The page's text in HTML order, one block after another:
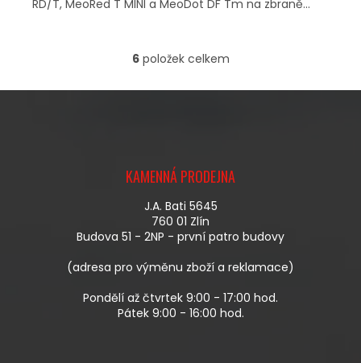
RD/T, MeoRed T MINI a MeoDot DF Tm na zbraně...
O
L
Í
P
R
V
K
V
P
I
6položek celkem
KAMENNÁ PRODEJNA
J.A. Bati 5645
760 01 Zlín
Budova 51 - 2NP - první patro budovy
(adresa pro výměnu zboží a reklamace)
Pondělí až čtvrtek 9:00 - 17:00 hod.
Pátek 9:00 - 16:00 hod.